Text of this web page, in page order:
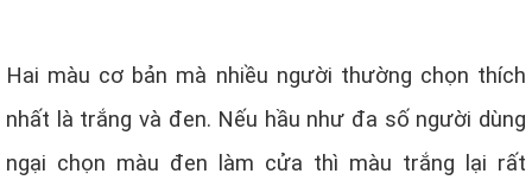
Hai màu cơ bản mà nhiều người thường chọn thích
nhất là trắng và đen. Nếu hầu như đa số người dùng
ngại chọn màu đen làm cửa thì màu trắng lại rất